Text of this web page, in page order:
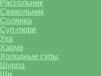
Рассольник
Свекольник
Солянка
Суп-пюре
Уха
Харчо
Холодные супы
Шурпа
Щи